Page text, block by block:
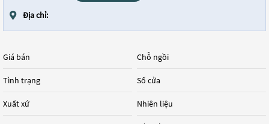
Địa chỉ:
Giá bán
Tình trạng
Xuất xứ
Chỗ ngồi
Số cửa
Nhiên liệu